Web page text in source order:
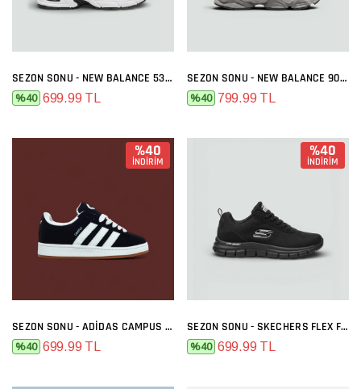
SEZON SONU - NEW BALANCE 530 SIYAH BEYAZ
%40 699.99 TL
SEZON SONU - NEW BALANCE 9060 GRI FÜME
%40 799.99 TL
%40
İNDİRİM
SEZON SONU - ADIDAS CAMPUS SIYAH BEYAZ
%40 699.99 TL
%40
İNDİRİM
SEZON SONU - SKECHERS FLEX FULL SIYAH
%40 699.99 TL